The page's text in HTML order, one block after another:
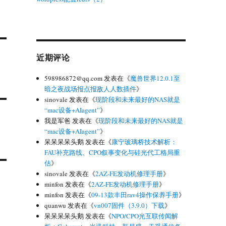
近期评论
598986872@qq.com发表在《魔兽世界12.0.1至
暗之夜战场报点报敌人人数插件》
sinovale发表在《现阶段和未来最好的NAS就是
“mac设备+AIagent”》
我是军爸 发表在《现阶段和未来最好的NAS就是
“mac设备+AIagent”》
呆呆呆呆头鹅发表在《康宁玻璃桥技术解析：
FAU补充路线、CPO叙事变化与硅光代工格局重
估》
sinovale发表在《2AZ-FE发动机修理手册》
minfon 发表在《2AZ-FE发动机修理手册》
minfon 发表在《09-13款丰田rav4操作保养手册》
quanwu 发表在《vn007固件（3.9.0）下载》
呆呆呆呆头鹅发表在《NPO/CPO光互联传闻解